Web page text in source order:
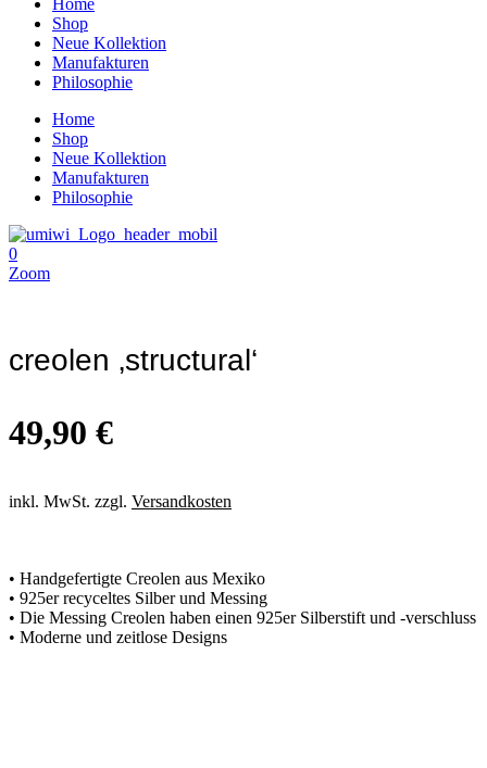
Home
Shop
Neue Kollektion
Manufakturen
Philosophie
Home
Shop
Neue Kollektion
Manufakturen
Philosophie
0
Zoom
creolen ‚structural‘
49,90 €
inkl. MwSt. zzgl. Versandkosten
• Handgefertigte Creolen aus Mexiko
• 925er recyceltes Silber und Messing
• Die Messing Creolen haben einen 925er Silberstift und -verschluss
• Moderne und zeitlose Designs